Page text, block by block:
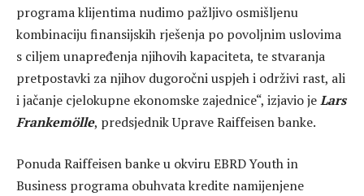
programa klijentima nudimo pažljivo osmišljenu
kombinaciju finansijskih rješenja po povoljnim uslovima
s ciljem unapređenja njihovih kapaciteta, te stvaranja
pretpostavki za njihov dugoročni uspjeh i održivi rast, ali
i jačanje cjelokupne ekonomske zajednice“, izjavio jeLars
Frankemölle, predsjednik Uprave Raiffeisen banke.
Ponuda Raiffeisen banke u okviru EBRD Youth in
Business programa obuhvata kredite namijenjene